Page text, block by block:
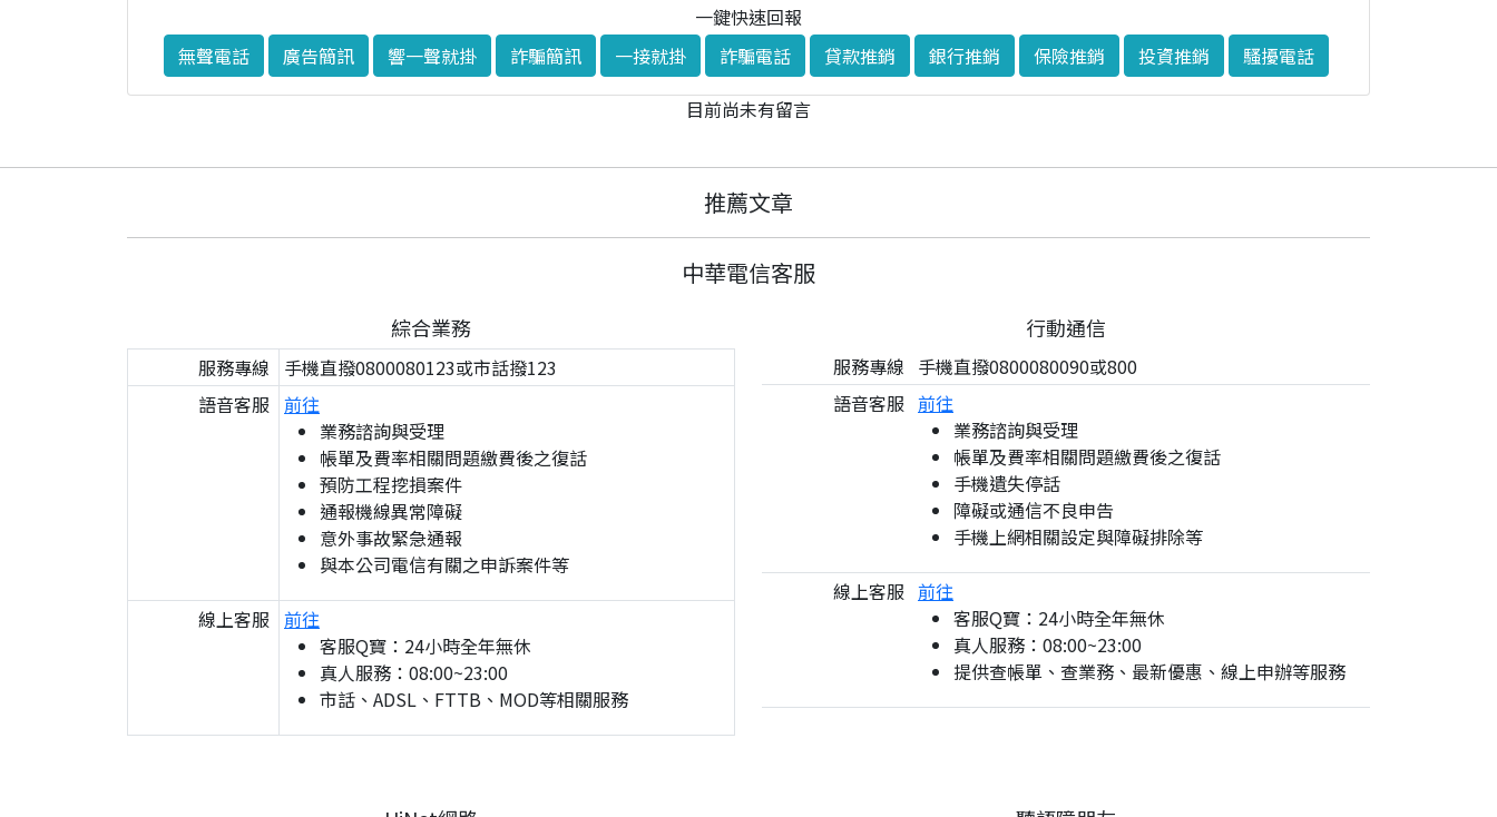
一鍵快速回報
無聲電話
廣告簡訊 響一聲就掛 詐騙簡訊 一接就掛 詐騙電話 貸款推銷 銀行推銷 保險推銷 投資推銷
騷擾電話
目前尚未有留言
推薦文章
中華電信客服
綜合業務
服務專線
手機直撥0800080123或市話撥123
語音客服 前往
業務諮詢與受理
帳單及費率相關問題繳費後之復話
預防工程挖損案件
通報機線異常障礙
意外事故緊急通報
與本公司電信有關之申訴案件等
線上客服 前往
客服Q寶：24小時全年無休
真人服務：08:00~23:00
市話、ADSL、FTTB、MOD等相關服務
行動通信
服務專線 手機直撥0800080090或800
語音客服 前往
業務諮詢與受理
帳單及費率相關問題繳費後之復話
手機遺失停話
障礙或通信不良申告
手機上網相關設定與障礙排除等
線上客服 前往
客服Q寶：24小時全年無休
真人服務：08:00~23:00
提供查帳單、查業務、最新優惠、線上申辦等服務